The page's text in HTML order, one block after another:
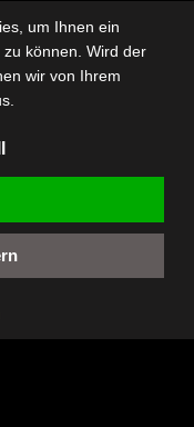
um Ihnen ein
können. Wird der
wir von Ihrem